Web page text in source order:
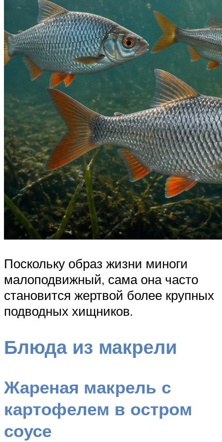
Поскольку образ жизни миноги
малоподвижный, сама она часто
становится жертвой более крупных
подводных хищников.
Блюда из макрели
Жареная макрель с
картофелем в остром
соусе